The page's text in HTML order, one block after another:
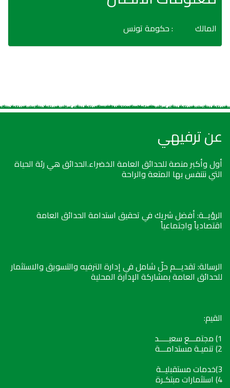
المالك : حكومة تونس
عن ترفيهي
أول وأكبر منصة للحدائق العامة الخضراء.الحدائق هي رئة الحياة
التي نتنفس بها المتعة والراحة
الرؤيــة: أفضل شريك في تحقيق استدامة الحدائق العامة
اقتصادياً واجتماعياً
الرسالة: تقديـــم حلّ شامل في إدارة الترفيه والتسويق والاستثمار
للحدائق العامة بمشاركة الإدارة المحلية
القيم:
1) مجتمـــع سعيـــــد
2) تنميـة مستدامـــة
3)خدمات مستقبليــة
4) استثمارات مبتكـرة